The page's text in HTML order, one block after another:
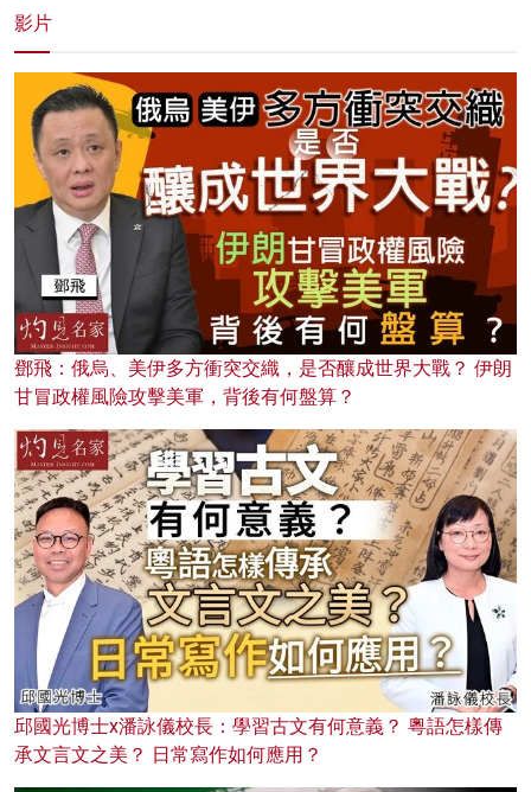
影片
鄧飛：俄烏、美伊多方衝突交織，是否釀成世界大戰？ 伊朗
甘冒政權風險攻擊美軍，背後有何盤算？
邱國光博士x潘詠儀校長：學習古文有何意義？ 粵語怎樣傳
承文言文之美？ 日常寫作如何應用？